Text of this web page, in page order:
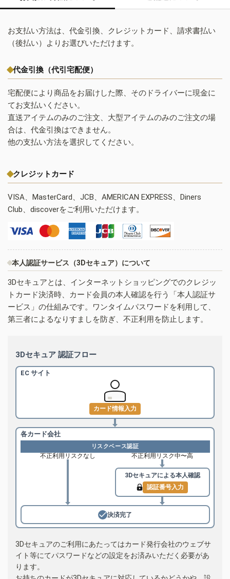
お支払い方法は、代金引換、クレジットカード、請求書払い
（後払い）よりお選びいただけます。
代金引換（代引宅配便）
宅配便により商品をお届けした際、そのドライバーに現金に
てお支払いください。
直送アイテムのみのご注文、大型アイテムのみのご注文の場
合は、代金引換はできません。
他の支払い方法を選択してください。
クレジットカード
VISA、MasterCard、JCB、AMERICAN EXPRESS、Diners
Club、discoverをご利用いただけます。
本人認証サービス（3Dセキュア）について
3Dセキュアとは、インターネットショッピングでのクレジッ
トカード決済時、カード会員の本人確認を行う「本人認証サ
ービス」の仕組みです。ワンタイムパスワードを利用して、
第三者によるなりすましを防ぎ、不正利用を防止します。
3Dセキュア 認証フロー
EC サイト
カード情報入力
各カード会社
リスクベース認証
不正利用リスクなし 不正利用リスク中〜高
3Dセキュアによる本人確認
認証番号入力
決済完了
3Dセキュアのご利用にあたってはカード発行会社のウェブサ
イト等にてパスワードなどの設定をお済みいただく必要があ
ります。